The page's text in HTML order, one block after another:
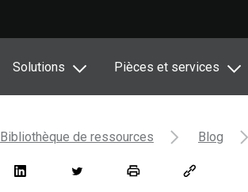
Solutions Pièces et services
Bibliothèque de ressources Blog